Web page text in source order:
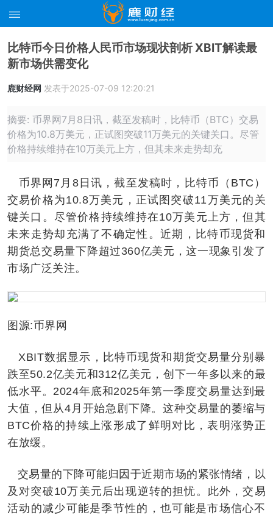
比特币今日价格人民币市场现状剖析 XBIT解读最
新市场供需变化
鹿财经网 发表于2025-07-09 12:20:21
摘要: 币界网7月8日讯，截至发稿时，比特币（BTC）交易
价格为10.8万美元，正试图突破11万美元的关键关口。尽管
价格持续维持在10万美元上方，但其未来走势却充
币界网7月8日讯，截至发稿时，比特币（BTC）
交易价格为10.8万美元，正试图突破11万美元的关
键关口。尽管价格持续维持在10万美元上方，但其
未来走势却充满了不确定性。近期，比特币现货和
期货总交易量下降超过360亿美元，这一现象引发了
市场广泛关注。
图源:币界网
XBIT数据显示，比特币现货和期货交易量分别暴
跌至50.2亿美元和312亿美元，创下一年多以来的最
低水平。2024年底和2025年第一季度交易量达到最
大值，但从4月开始急剧下降。这种交易量的萎缩与
BTC价格的持续上涨形成了鲜明对比，表明涨势正
在放缓。
交易量的下降可能归因于近期市场的紧张情绪，以
及对突破10万美元后出现逆转的担忧。此外，交易
活动的减少可能是季节性的，也可能是市场信心不